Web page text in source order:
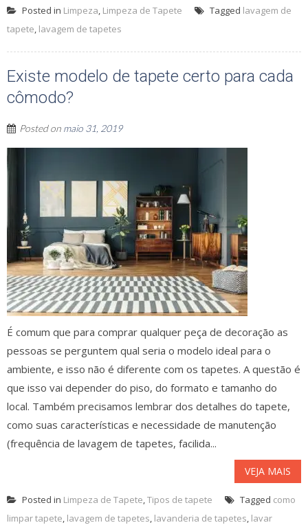
Posted in Limpeza, Limpeza de Tapete Tagged lavagem de
tapete, lavagem de tapetes
Existe modelo de tapete certo para cada
cômodo?
Posted on maio 31, 2019
É comum que para comprar qualquer peça de decoração as
pessoas se perguntem qual seria o modelo ideal para o
ambiente, e isso não é diferente com os tapetes. A questão é
que isso vai depender do piso, do formato e tamanho do
local. Também precisamos lembrar dos detalhes do tapete,
como suas características e necessidade de manutenção
(frequência de lavagem de tapetes, facilida...
VEJA MAIS
Posted in Limpeza de Tapete,Tipos de tapete Tagged como
limpar tapete, lavagem de tapetes, lavanderia de tapetes, lavar